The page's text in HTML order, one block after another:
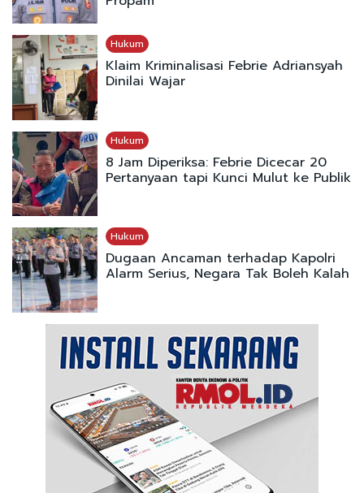
Hukum
Klaim Kriminalisasi Febrie Adriansyah
Dinilai Wajar
Hukum
8 Jam Diperiksa: Febrie Dicecar 20
Pertanyaan tapi Kunci Mulut ke Publik
Hukum
Dugaan Ancaman terhadap Kapolri
Alarm Serius, Negara Tak Boleh Kalah